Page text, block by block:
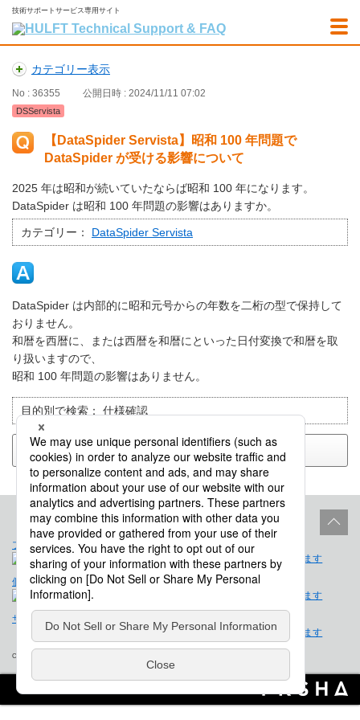
技術サポートサービス専用サイト
カテゴリー表示
No : 36355 公開日時 : 2024/11/11 07:02
DSServista
【DataSpider Servista】昭和 100 年問題で
DataSpider が受ける影響について
2025 年は昭和が続いていたならば昭和 100 年になります。
DataSpider は昭和 100 年問題の影響はありますか。
カテゴリー： DataSpider Servista
DataSpider は内部的に昭和元号からの年数を二桁の型で保持して
おりません。
和暦を西暦に、または西暦を和暦にといった日付変換で和暦を取
り扱いますので、
昭和 100 年問題の影響はありません。
目的別で検索： 仕様確認
プロダクトライフサイクル サイトポリシー
個人情報保護法に基づく公表事項 免責事項
サイトマップ
Copyright © Saison Technology Co., Ltd. All Rights Reserved.